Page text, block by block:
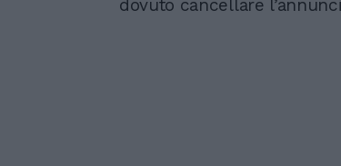
dovuto cancellare